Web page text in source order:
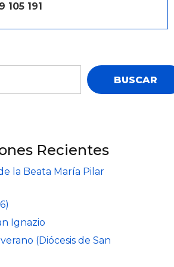
105 191
BUSCAR
Recientes
la Beata María Pilar
Ignazio
(Diócesis de San